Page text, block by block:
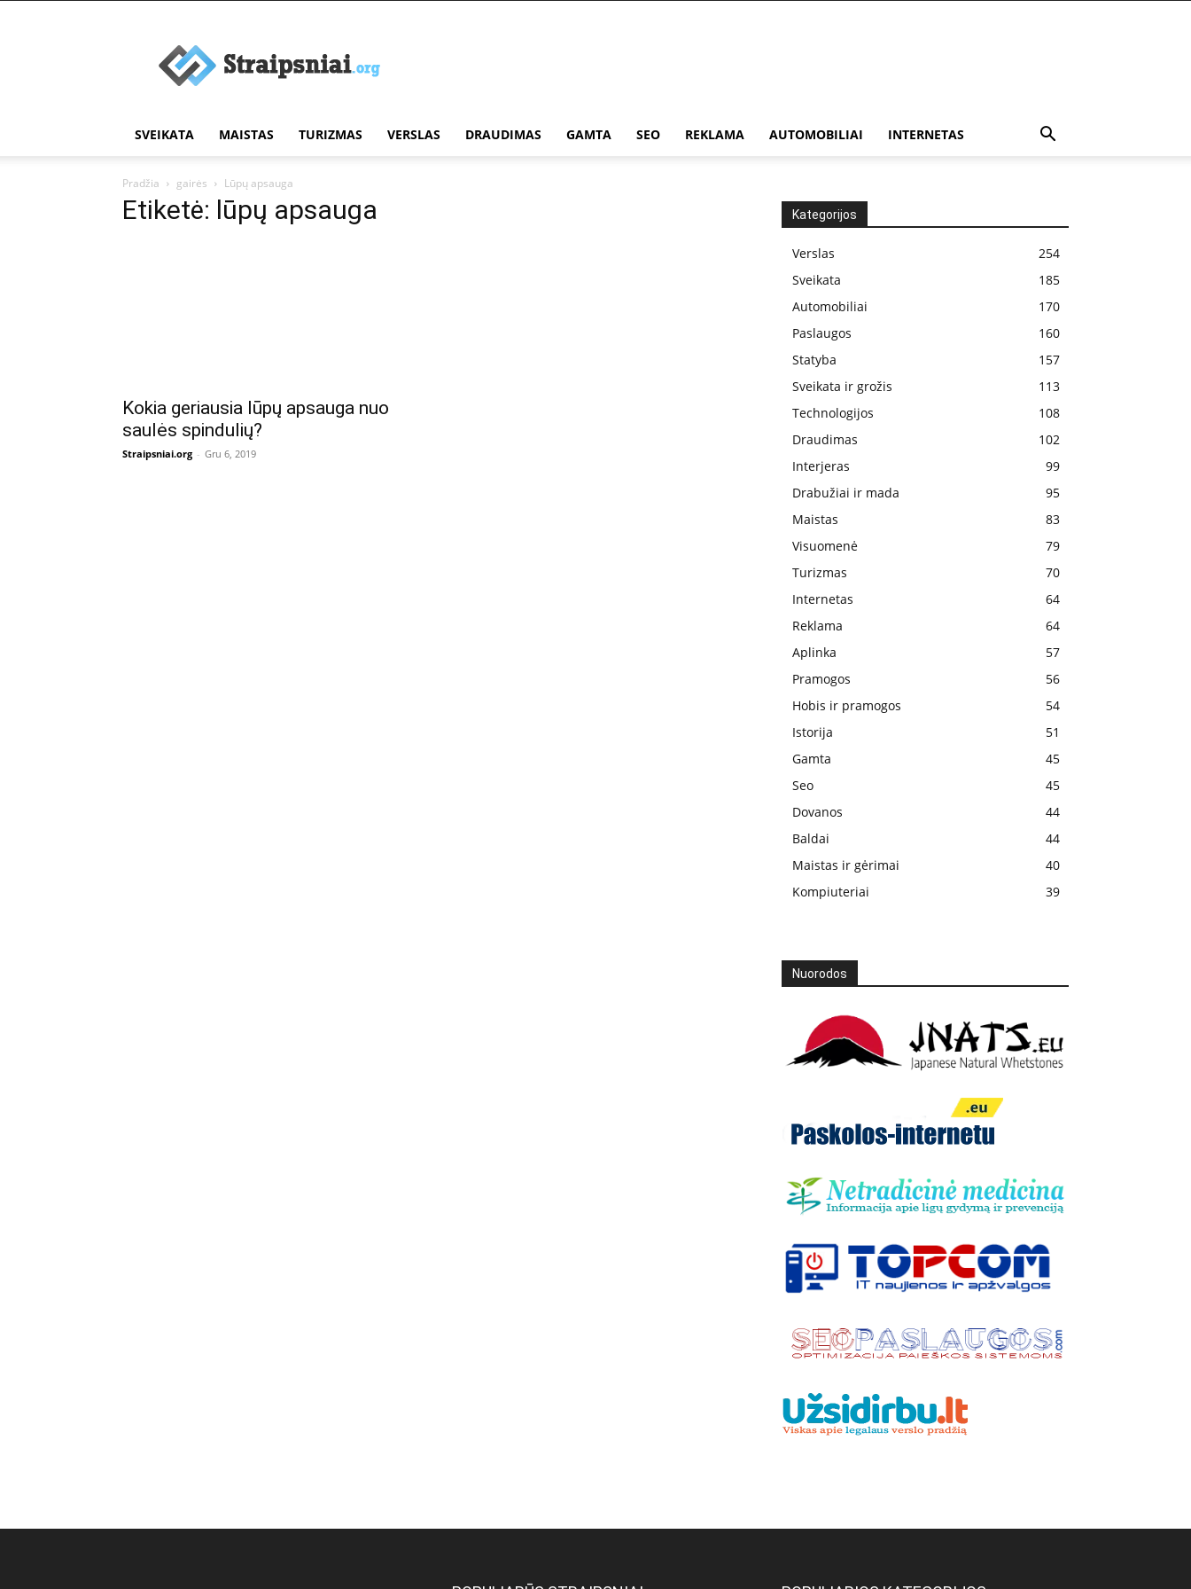
straipsniai
SVEIKATA MAISTAS TURIZMAS VERSLAS DRAUDIMAS GAMTA SEO REKLAMA AUTOMOBILIAI INTERNETAS
Pradžia gairės Lūpų apsauga
Etiketė: lūpų apsauga
Kokia geriausia lūpų apsauga nuo
saulės spindulių?
Straipsniai.org - Gru 6, 2019
Kategorijos
Verslas
254
Sveikata
185
Automobiliai
170
Paslaugos
160
Statyba
157
Sveikata ir grožis
113
Technologijos
108
Draudimas
102
Interjeras
99
Drabužiai ir mada
95
Maistas
83
Visuomenė
79
Turizmas
70
Internetas
64
Reklama
64
Aplinka
57
Pramogos
56
Hobis ir pramogos
54
Istorija
51
Gamta
45
Seo
45
Dovanos
44
Baldai
44
Maistas ir gėrimai
40
Kompiuteriai
39
Nuorodos